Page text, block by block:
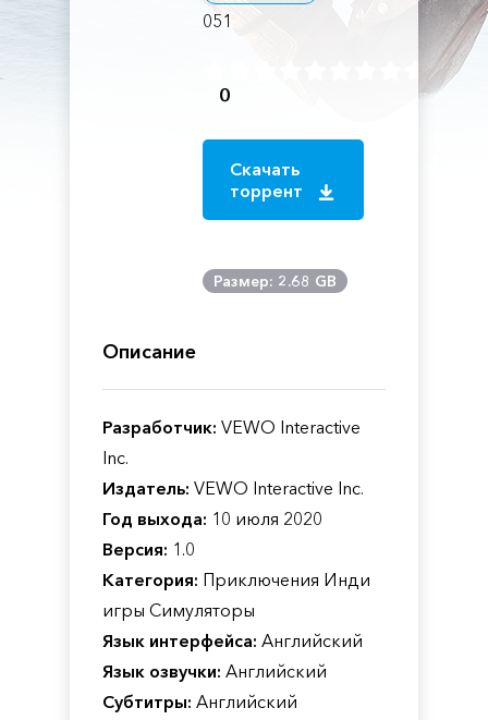
051
0
Скачать
торрент
Размер: 2.68 GB
Описание
Разработчик: VEWO Interactive
Inc.
Издатель: VEWO Interactive Inc.
Год выхода: 10 июля 2020
Версия: 1.0
Категория: Приключения Инди
игры Симуляторы
Язык интерфейса: Английский
Язык озвучки: Английский
Субтитры: Английский